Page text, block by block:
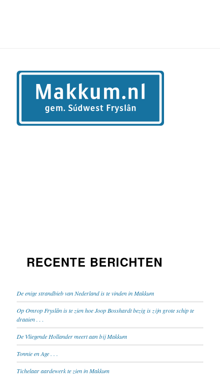
RECENTE BERICHTEN
De enige strandbieb van Nederland is te vinden in Makkum
Op Omrop Fryslân is te zien hoe Joop Bosshardt bezig is zijn grote schip te
draaien . . .
De Vliegende Hollander meert aan bij Makkum
Tonnie en Age . . .
Tichelaar aardewerk te zien in Makkum